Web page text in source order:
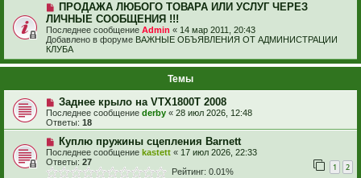
ПРОДАЖА ЛЮБОГО ТОВАРА ИЛИ УСЛУГ ЧЕРЕЗ
ЛИЧНЫЕ СООБЩЕНИЯ !!!
Последнее сообщение Admin « 14 мар 2011, 20:43
Добавлено в форуме ВАЖНЫЕ ОБЪЯВЛЕНИЯ ОТ АДМИНИСТРАЦИИ
КЛУБА
Темы
Заднее крыло на VTX1800T 2008
Последнее сообщение derby « 28 июл 2026, 12:48
Ответы: 18
Куплю пружины сцепления Barnett
Последнее сообщение kastett « 17 июл 2026, 22:33
Ответы: 27 1 2
Рейтинг: 0.01%